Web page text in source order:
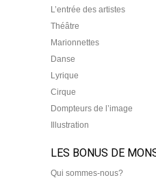
L’entrée des artistes
Théâtre
Marionnettes
Danse
Lyrique
Cirque
Dompteurs de l’image
Illustration
LES BONUS DE
Qui sommes-nous?